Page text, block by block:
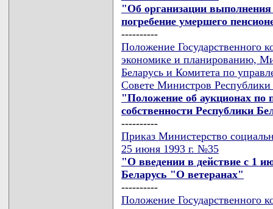
"Об организации
погребение умершего
----------
Положение Государственного
экономике и планированию,
Беларусь и Комитета по
Совете Министров Республики
"Положение об аукционах по
собственности Республики
----------
Приказ Министерство
25 июня 1993 г. №35
"О введении в действие с 1
Беларусь "О ветеранах"
----------
Положение Государственного